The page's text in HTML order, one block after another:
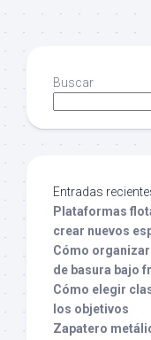
Buscar
Entradas
Plataformas
crear nuevos
Cómo
de basura bajo
Cómo elegir
los objetivos
Zapatero